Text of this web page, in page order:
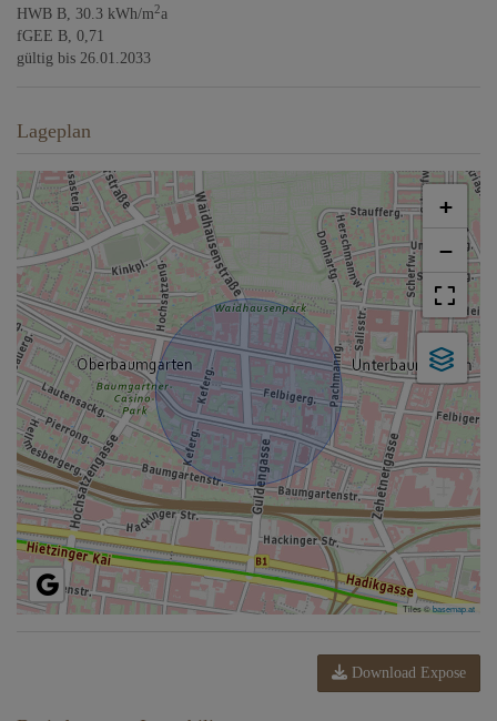
HWB B, 30.3 kWh/m2a
fGEE B, 0,71
gültig bis 26.01.2033
Lageplan
+
−
Tiles ©basemap.at
Download Expose